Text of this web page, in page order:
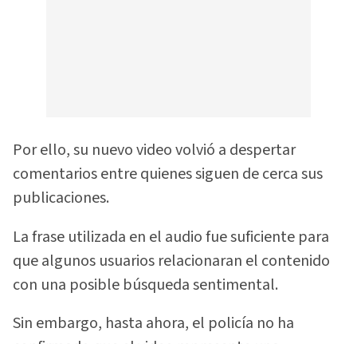
Por ello, su nuevo video volvió a despertar
comentarios entre quienes siguen de cerca sus
publicaciones.
La frase utilizada en el audio fue suficiente para
que algunos usuarios relacionaran el contenido
con una posible búsqueda sentimental.
Sin embargo, hasta ahora, el policía no ha